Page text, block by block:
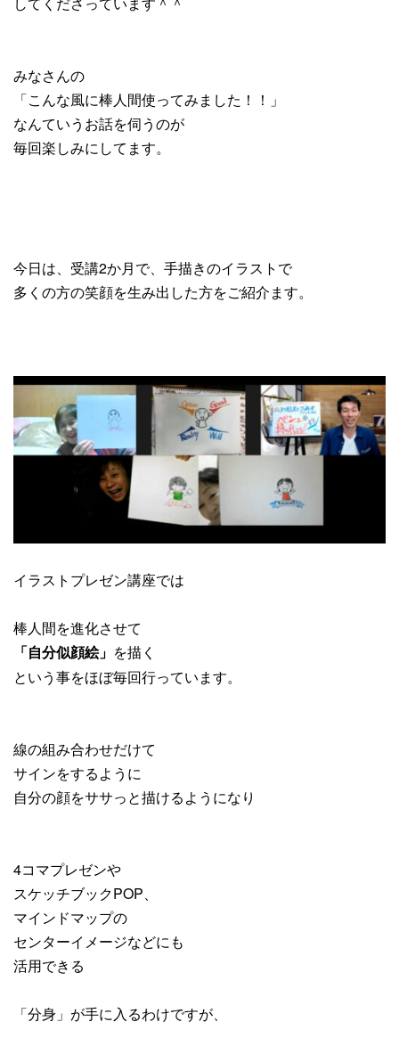
みなさんの
「こんな風に棒人間使ってみました！！」
なんていうお話を伺うのが
毎回楽しみにしてます。
今日は、受講2か月で、手描きのイラストで
多くの方の笑顔を生み出した方をご紹介ます。
イラストプレゼン講座では
棒人間を進化させて
「自分似顔絵」 を描く
という事をほぼ毎回行っています。
線の組み合わせだけて
サインをするように
自分の顔をササっと描けるようになり
4コマプレゼンや
スケッチブックPOP、
マインドマップの
センターイメージなどにも
活用できる
「分身」が手に入るわけですが、